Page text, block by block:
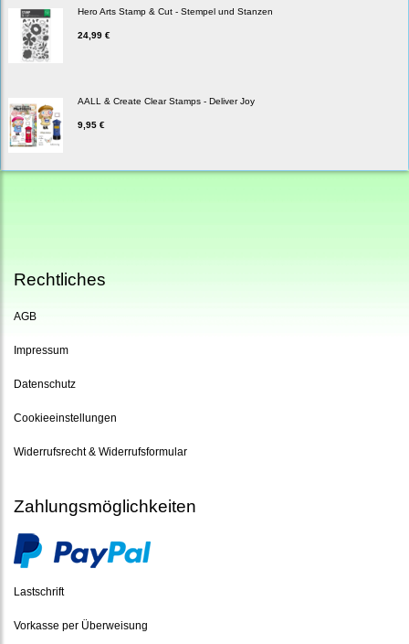
Hero Arts Stamp & Cut - Stempel und Stanzen
24,99 €
AALL & Create Clear Stamps - Deliver Joy
9,95 €
Rechtliches
AGB
Impressum
Datenschutz
Cookieeinstellungen
Widerrufsrecht & Widerrufsformular
Zahlungsmöglichkeiten
Lastschrift
Vorkasse per Überweisung